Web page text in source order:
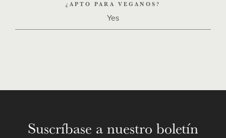
¿APTO PARA VEGANOS?
Yes
Suscríbase a nuestro boletín